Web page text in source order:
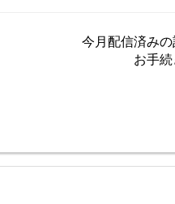
今月配信済み
お手